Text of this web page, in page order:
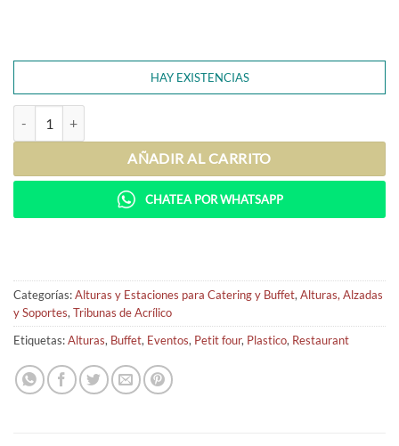
HAY EXISTENCIAS
AÑADIR AL CARRITO
CHATEA POR WHATSAPP
Categorías:Alturas y Estaciones para Catering y Buffet,Alturas, Alzadas
y Soportes,Tribunas de Acrílico
Etiquetas:Alturas, Buffet, Eventos, Petit four, Plastico, Restaurant